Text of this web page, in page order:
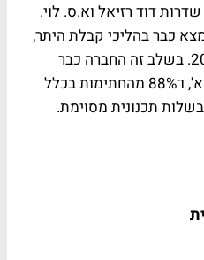
שדרות דוד רזיאל וא.ס. לוי.
ב' נמצא כבר בהליכי קבלת היתר,
וצפוי לצאת לדרך במהלך 2026. בשלב זה החברה כבר
השיגה 100% חתימות בשלב א', ו־88% מהחתימות בכלל
תכנונית מסוימת.